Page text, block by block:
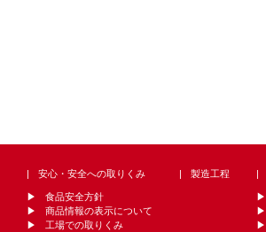
安心・安全への取りくみ
食品安全方針
商品情報の表示について
工場での取りくみ
製造工程